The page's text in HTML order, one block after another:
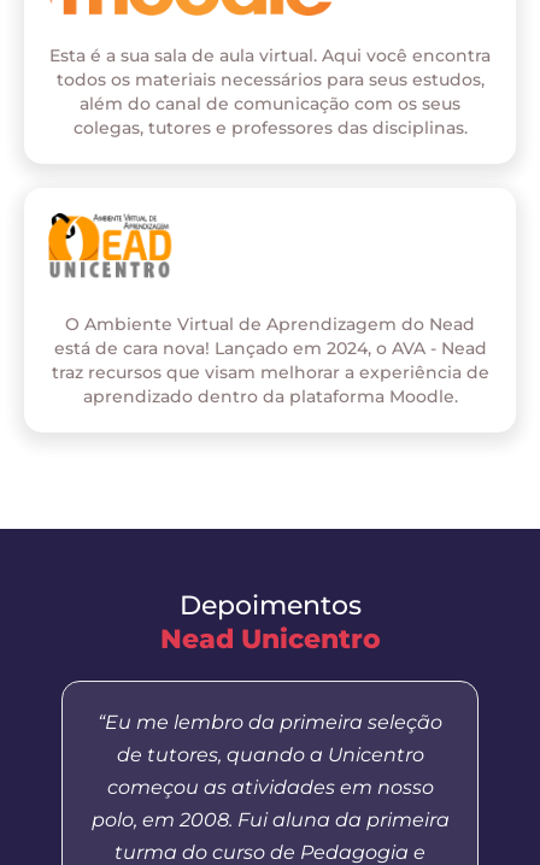
Esta é a sua sala de aula virtual. Aqui você encontra
todos os materiais necessários para seus estudos,
além do canal de comunicação com os seus
colegas, tutores e professores das disciplinas.
O Ambiente Virtual de Aprendizagem do Nead
está de cara nova! Lançado em 2024, o AVA - Nead
traz recursos que visam melhorar a experiência de
aprendizado dentro da plataforma Moodle.
Depoimentos
Nead Unicentro
“Eu me lembro da primeira seleção
de tutores, quando a Unicentro
começou as atividades em nosso
polo, em 2008. Fui aluna da primeira
turma do curso de Pedagogia e